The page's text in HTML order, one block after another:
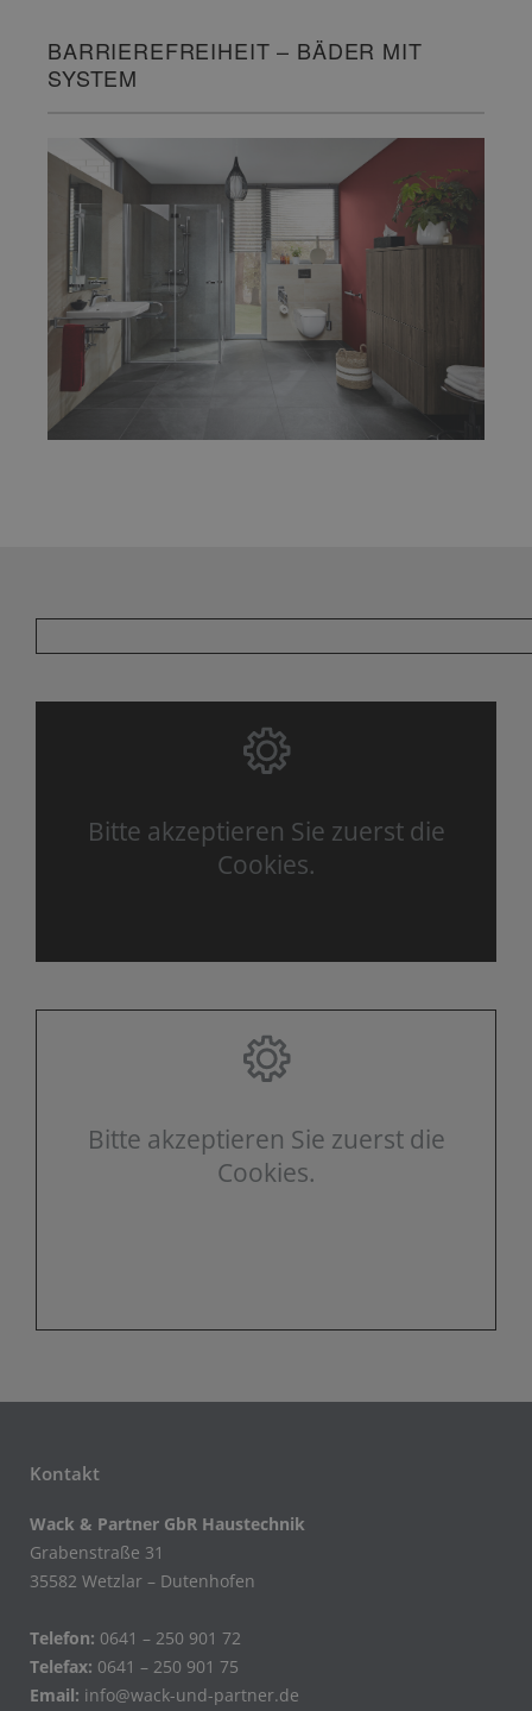
BARRIEREFREIHEIT – BÄDER MIT
SYSTEM
Bitte akzeptieren Sie zuerst die
Cookies.
Bitte akzeptieren Sie zuerst die
Cookies.
Kontakt
Wack & Partner GbR Haustechnik
Grabenstraße 31
35582 Wetzlar – Dutenhofen
Telefon: 0641 – 250 901 72
Telefax: 0641 – 250 901 75
Email: info@wack-und-partner.de